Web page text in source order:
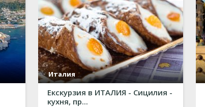
Италия
Екскурзия в ИТАЛИЯ - Сицилия -
кухня, пр...